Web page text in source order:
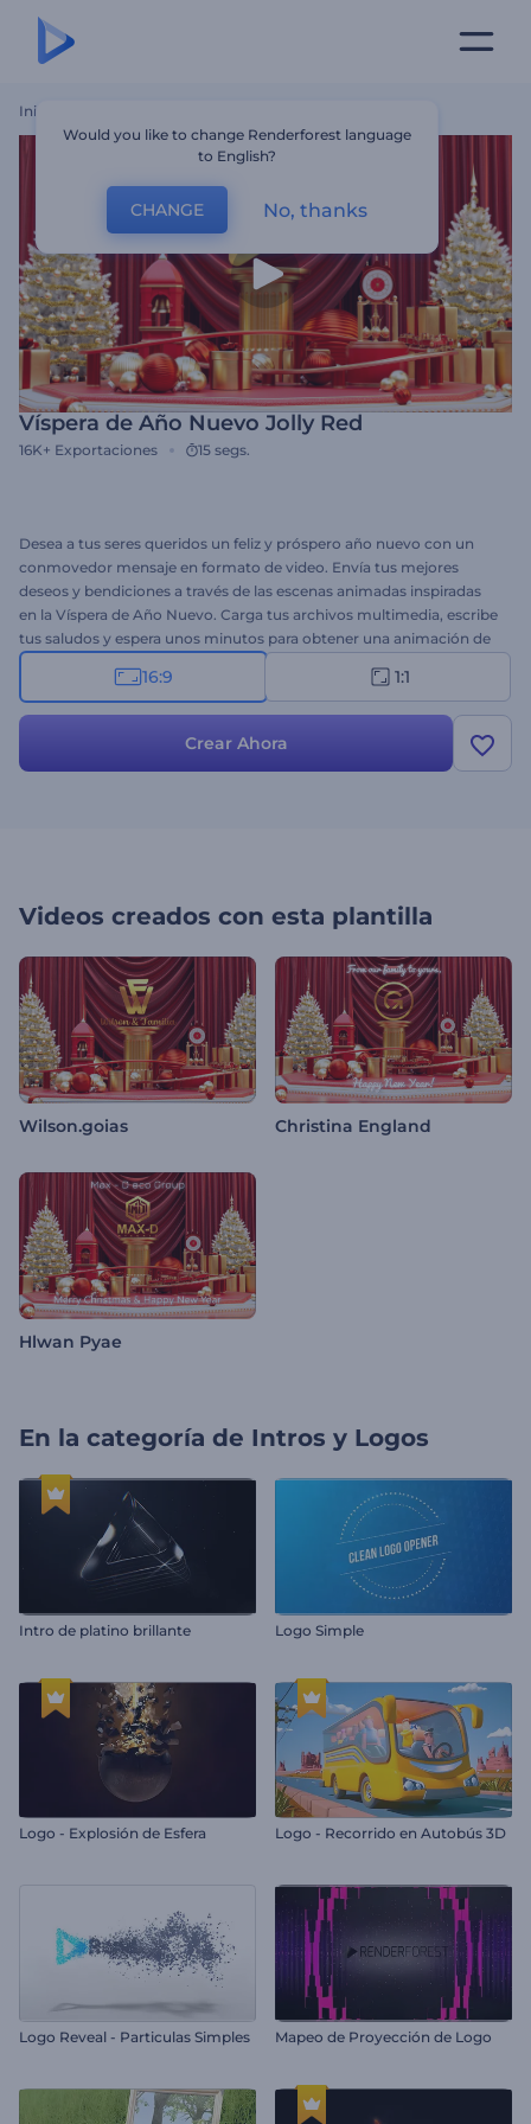
Inicio
Víspera de Año Nuevo Jolly Red
16K+ Exportaciones 15 segs.
Desea a tus seres queridos un feliz y próspero año nuevo con un
conmovedor mensaje en formato de video. Envía tus mejores
deseos y bendiciones a través de las escenas animadas inspiradas
en la Víspera de Año Nuevo. Carga tus archivos multimedia, escribe
tus saludos y espera unos minutos para obtener una animación de
video profesional. Es ideal para intro de festividades, saludos en
video, comerciales de año nuevo, invitaciones a fiestas navideñas o
16:9 1:1
Crear Ahora
Videos creados con esta plantilla
Wilson.goias Christina England
Hlwan Pyae
En la categoría de Intros y Logos
Intro de platino brillante Logo Simple
Logo - Explosión de Esfera Logo - Recorrido en Autobús 3D
Logo Reveal - Particulas Simples Mapeo de Proyección de Logo
Would you like to change Renderforest language
to English?
CHANGE No, thanks